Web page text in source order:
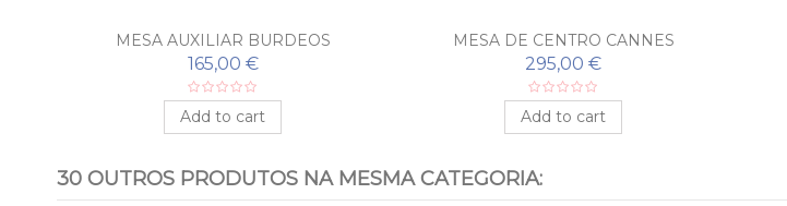
MESA AUXILIAR BURDEOS
165,00 €
Add to cart
MESA DE CENTRO CANNES
295,00 €
Add to cart
30 OUTROS PRODUTOS NA MESMA CATEGORIA: